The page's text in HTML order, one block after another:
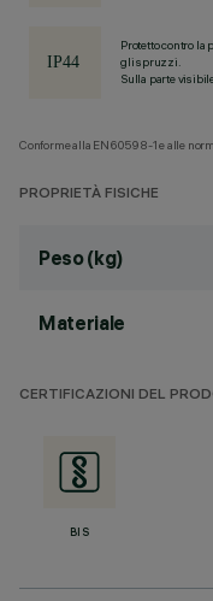
Protetto contro la
gli spruzzi.
Sulla parte
Conforme alla EN60598-1 e alle
PROPRIETÀ FISICHE
Peso (kg)
Materiale
CERTIFICAZIONI DEL
BIS